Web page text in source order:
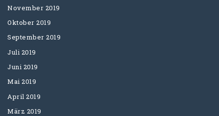
November 2019
Oktober 2019
September 2019
Juli 2019
Juni 2019
Mai 2019
April 2019
März 2019